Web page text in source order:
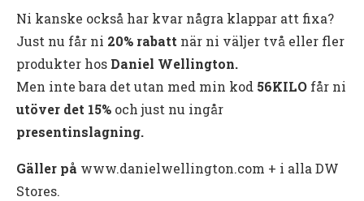
Ni kanske också har kvar några klappar att fixa?
Just nu får ni 20% rabatt när ni väljer två eller fler
produkter hos Daniel Wellington.
Men inte bara det utan med min kod 56KILO får ni
utöver det 15% och just nu ingår
presentinslagning.
Gäller på www.danielwellington.com + i alla DW
Stores.